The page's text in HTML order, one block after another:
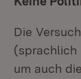
Die
(sprachlich
um auch